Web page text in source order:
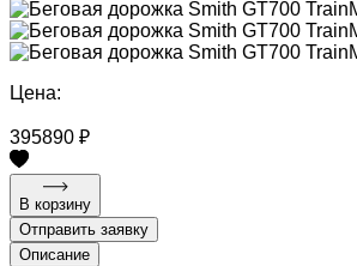
Цена:
395890 ₽
В корзину
Отправить заявку
Описание